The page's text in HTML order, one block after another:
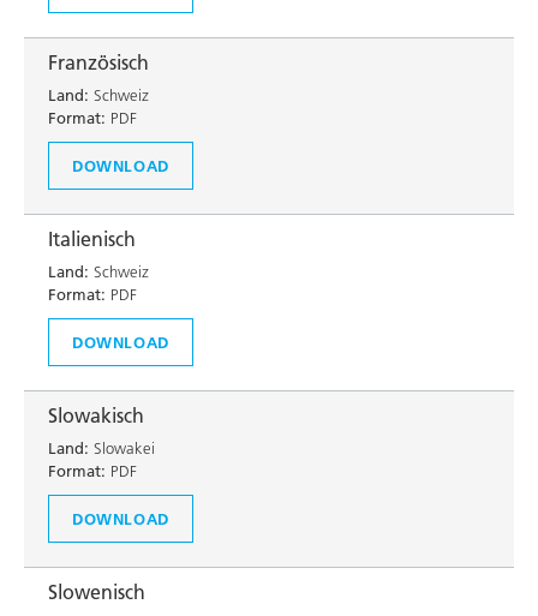
Französisch
Land: Schweiz
Format: PDF
DOWNLOAD
Italienisch
Land: Schweiz
Format: PDF
DOWNLOAD
Slowakisch
Land: Slowakei
Format: PDF
DOWNLOAD
Slowenisch